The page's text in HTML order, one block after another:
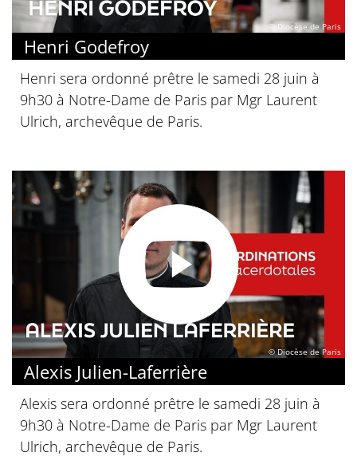
© Diocèse de Paris
Henri Godefroy
Henri sera ordonné prêtre le samedi 28 juin à
9h30 à Notre-Dame de Paris par Mgr Laurent
Ulrich, archevêque de Paris.
© Diocèse de Paris
Alexis Julien-Laferrière
Alexis sera ordonné prêtre le samedi 28 juin à
9h30 à Notre-Dame de Paris par Mgr Laurent
Ulrich, archevêque de Paris.